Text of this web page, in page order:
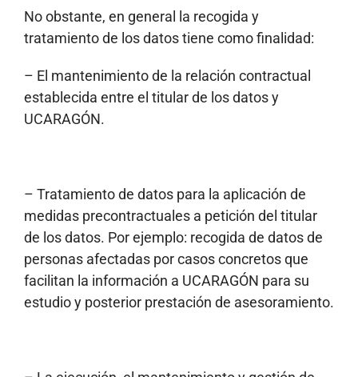
No obstante, en general la recogida y
tratamiento de los datos tiene como finalidad:
– El mantenimiento de la relación contractual
establecida entre el titular de los datos y
UCARAGÓN.
– Tratamiento de datos para la aplicación de
medidas precontractuales a petición del titular
de los datos. Por ejemplo: recogida de datos de
personas afectadas por casos concretos que
facilitan la información a UCARAGÓN para su
estudio y posterior prestación de asesoramiento.